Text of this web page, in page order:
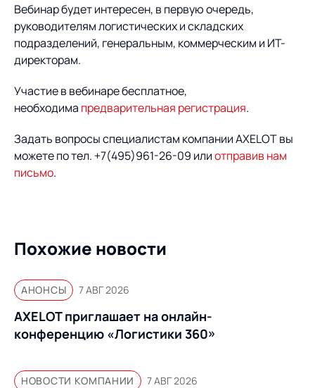
Вебинар будет интересен, в первую очередь,
руководителям логистических и складских
подразделений, генеральным, коммерческим и ИТ-
директорам.
Участие в вебинаре бесплатное,
необходима предварительная регистрация.
Задать вопросы специалистам компании AXELOT вы
можете по тел. +7(495)961-26-09 илиотправив нам
письмо.
Похожие новости
АНОНСЫ 7 АВГ 2026
AXELOT приглашает на онлайн-
конференцию «Логистики 360»
НОВОСТИ КОМПАНИИ 7 АВГ 2026